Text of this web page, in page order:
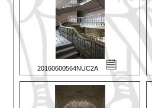
20160600564NUC2A